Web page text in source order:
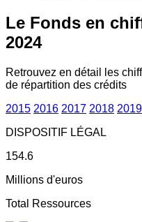
Le Fonds en
2024
Retrouvez en détail les
de répartition des crédits
2015 2016 2017 2018 2019
DISPOSITIF LÉGAL
154.6
Millions d'euros
Total Ressources